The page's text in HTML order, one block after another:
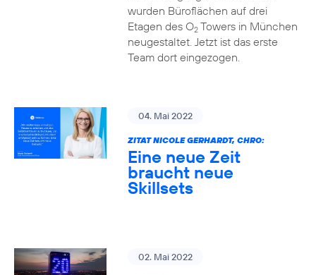
wurden Büroflächen auf drei
Etagen des O2Towers in München
neugestaltet. Jetzt ist das erste
Team dort eingezogen.
04. Mai 2022
ZITAT NICOLE GERHARDT, CHRO:
Eine neue Zeit
braucht neue
Skillsets
02. Mai 2022